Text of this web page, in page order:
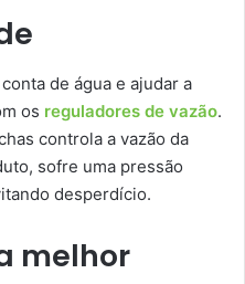
de água e ajudar a
os reguladores de vazão.
controla a vazão da
sofre uma pressão
desperdício.
melhor